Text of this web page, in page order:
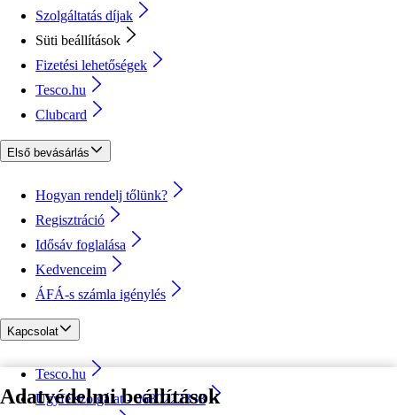
Adatvédelmi beállítások
Szolgáltatás díjak
Süti beállítások
Fizetési lehetőségek
Tesco.hu
Clubcard
Első bevásárlás
Hogyan rendelj tőlünk?
Regisztráció
Idősáv foglalása
Kedvenceim
ÁFÁ-s számla igénylés
Kapcsolat
Tesco.hu
Ügyfélszolgálat - 0680222333